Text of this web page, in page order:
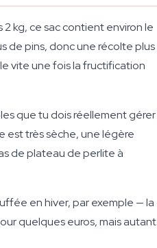
kg, ce sac contient environ le
de pins, donc une récolte plus
vite une fois la fructification
que tu dois réellement gérer
est très sèche, une légère
de plateau de perlite à
en hiver, par exemple — la
quelques euros, mais autant